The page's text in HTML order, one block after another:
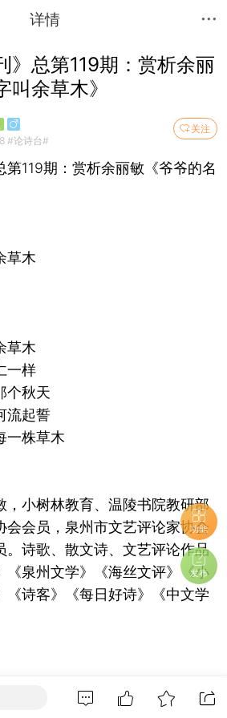
详情
》总第119期：赏析余丽
余草木》
关注
#论诗台#
第119期：赏析余丽敏《爷爷的名
木
木
样
秋天
起誓
株草木
，小树林教育、温陵书院教研部
会会员，泉州市文艺评论家协会
。诗歌、散文诗、文艺评论作品
《泉州文学》《海丝文评》《小
《诗客》《每日好诗》《中文学
《爷爷的名字叫余草木》抒发
功能
发布